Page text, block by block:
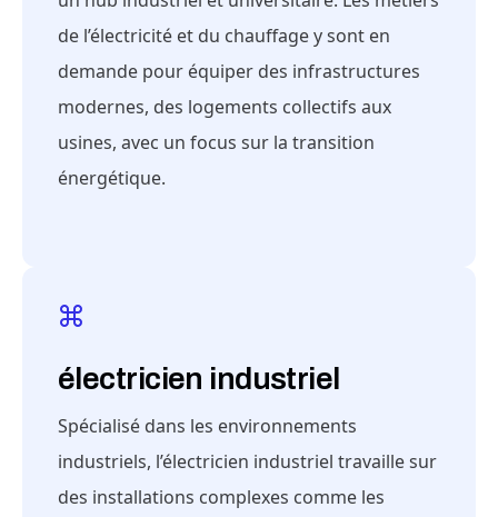
de l’électricité et du chauffage y sont en
demande pour équiper des infrastructures
modernes, des logements collectifs aux
usines, avec un focus sur la transition
énergétique.
électricien industriel
Spécialisé dans les environnements
industriels, l’électricien industriel travaille sur
des installations complexes comme les